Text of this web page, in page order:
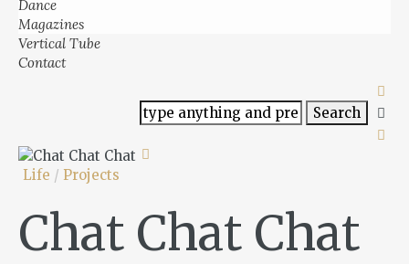
Dance
Magazines
Vertical Tube
Contact
Life / Projects
Chat Chat Chat